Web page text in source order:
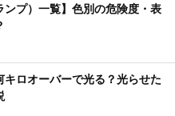
ンプ）一覧】色別の危険度・表
キロオーバーで光る？光らせた